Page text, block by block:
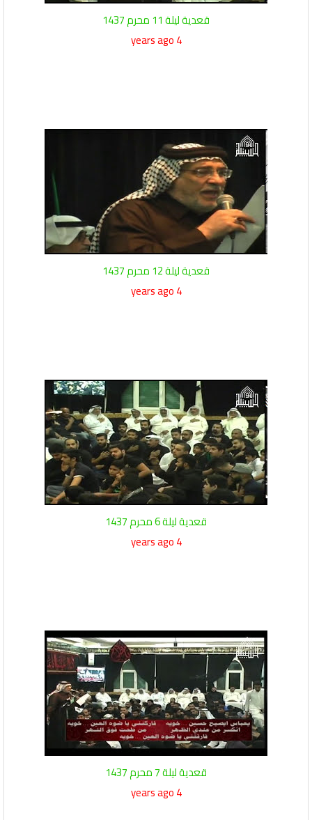
قعدية ليلة 11 محرم 1437
4 years ago
قعدية ليلة 12 محرم 1437
4 years ago
قعدية ليلة 6 محرم 1437
4 years ago
قعدية ليلة 7 محرم 1437
4 years ago